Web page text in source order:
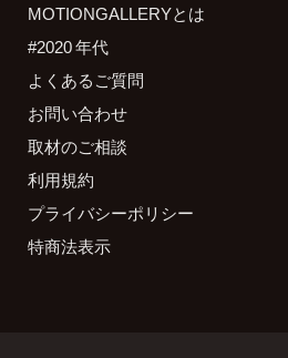
MOTIONGALLERYとは
#2020 年代
よくあるご質問
お問い合わせ
取材のご相談
利用規約
プライバシーポリシー
特商法表示